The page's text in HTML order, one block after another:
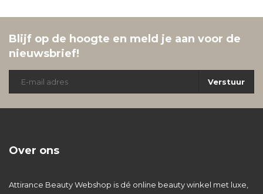
Blijf op de hoogte en meld je aan voor de
nieuwsbrief!
Verstuur
Over ons
Attirance Beauty Webshop is dé online beauty winkel met luxe,